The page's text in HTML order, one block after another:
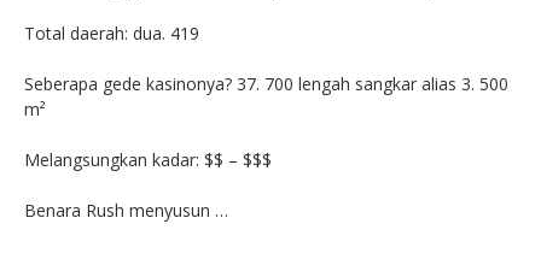
Total daerah: dua. 419
Seberapa gede kasinonya? 37. 700 lengah sangkar alias 3. 500
m²
Melangsungkan kadar: $$ – $$$
Benara Rush menyusun …